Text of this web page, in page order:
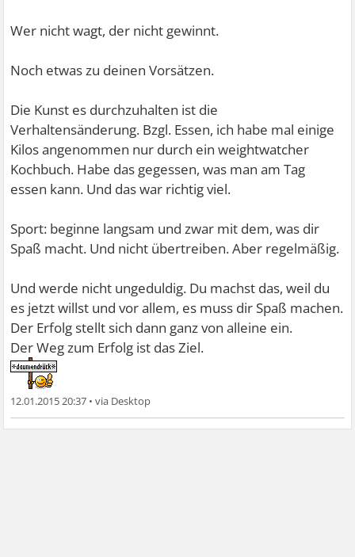
Wer nicht wagt, der nicht gewinnt.
Noch etwas zu deinen Vorsätzen.
Die Kunst es durchzuhalten ist die
Verhaltensänderung. Bzgl. Essen, ich habe mal einige
Kilos angenommen nur durch ein weightwatcher
Kochbuch. Habe das gegessen, was man am Tag
essen kann. Und das war richtig viel.
Sport: beginne langsam und zwar mit dem, was dir
Spaß macht. Und nicht übertreiben. Aber regelmäßig.
Und werde nicht ungeduldig. Du machst das, weil du
es jetzt willst und vor allem, es muss dir Spaß machen.
Der Erfolg stellt sich dann ganz von alleine ein.
Der Weg zum Erfolg ist das Ziel.
12.01.2015 20:37 •